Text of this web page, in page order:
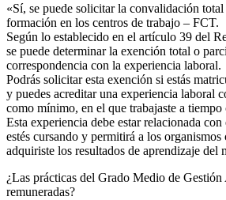
«Sí, se puede solicitar la convalidación
formación en los centros de trabajo – FCT.
Según lo establecido en el artículo 39 del
se puede determinar la exención total o
correspondencia con la experiencia laboral.
Podrás solicitar esta exención si estás
y puedes acreditar una experiencia laboral
como mínimo, en el que trabajaste a tiempo
Esta experiencia debe estar relacionada
estés cursando y permitirá a los organismos
adquiriste los resultados de aprendizaje del
¿Las prácticas del Grado Medio de
remuneradas?​